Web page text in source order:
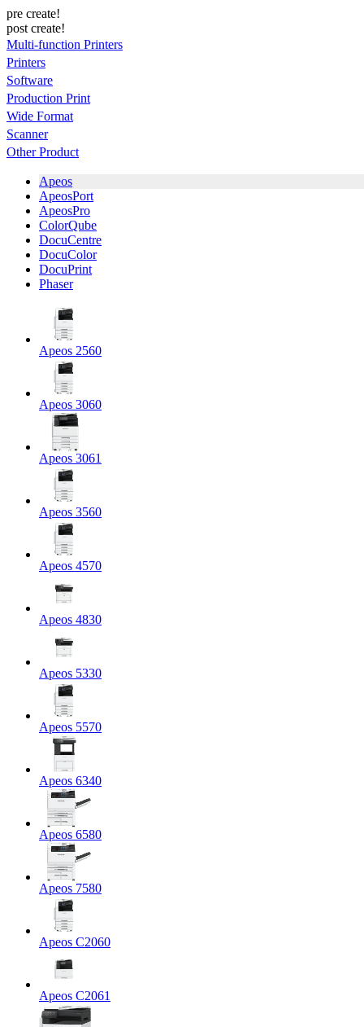
pre create!
post create!
Multi-function Printers
Printers
Software
Production Print
Wide Format
Scanner
Other Product
Apeos
ApeosPort
ApeosPro
ColorQube
DocuCentre
DocuColor
DocuPrint
Phaser
Apeos 2560
Apeos 3060
Apeos 3061
Apeos 3560
Apeos 4570
Apeos 4830
Apeos 5330
Apeos 5570
Apeos 6340
Apeos 6580
Apeos 7580
Apeos C2060
Apeos C2061